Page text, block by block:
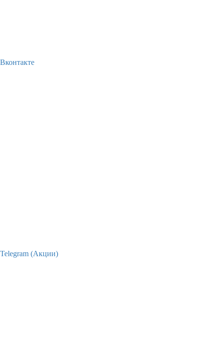
Вконтакте
Telegram (Акции)